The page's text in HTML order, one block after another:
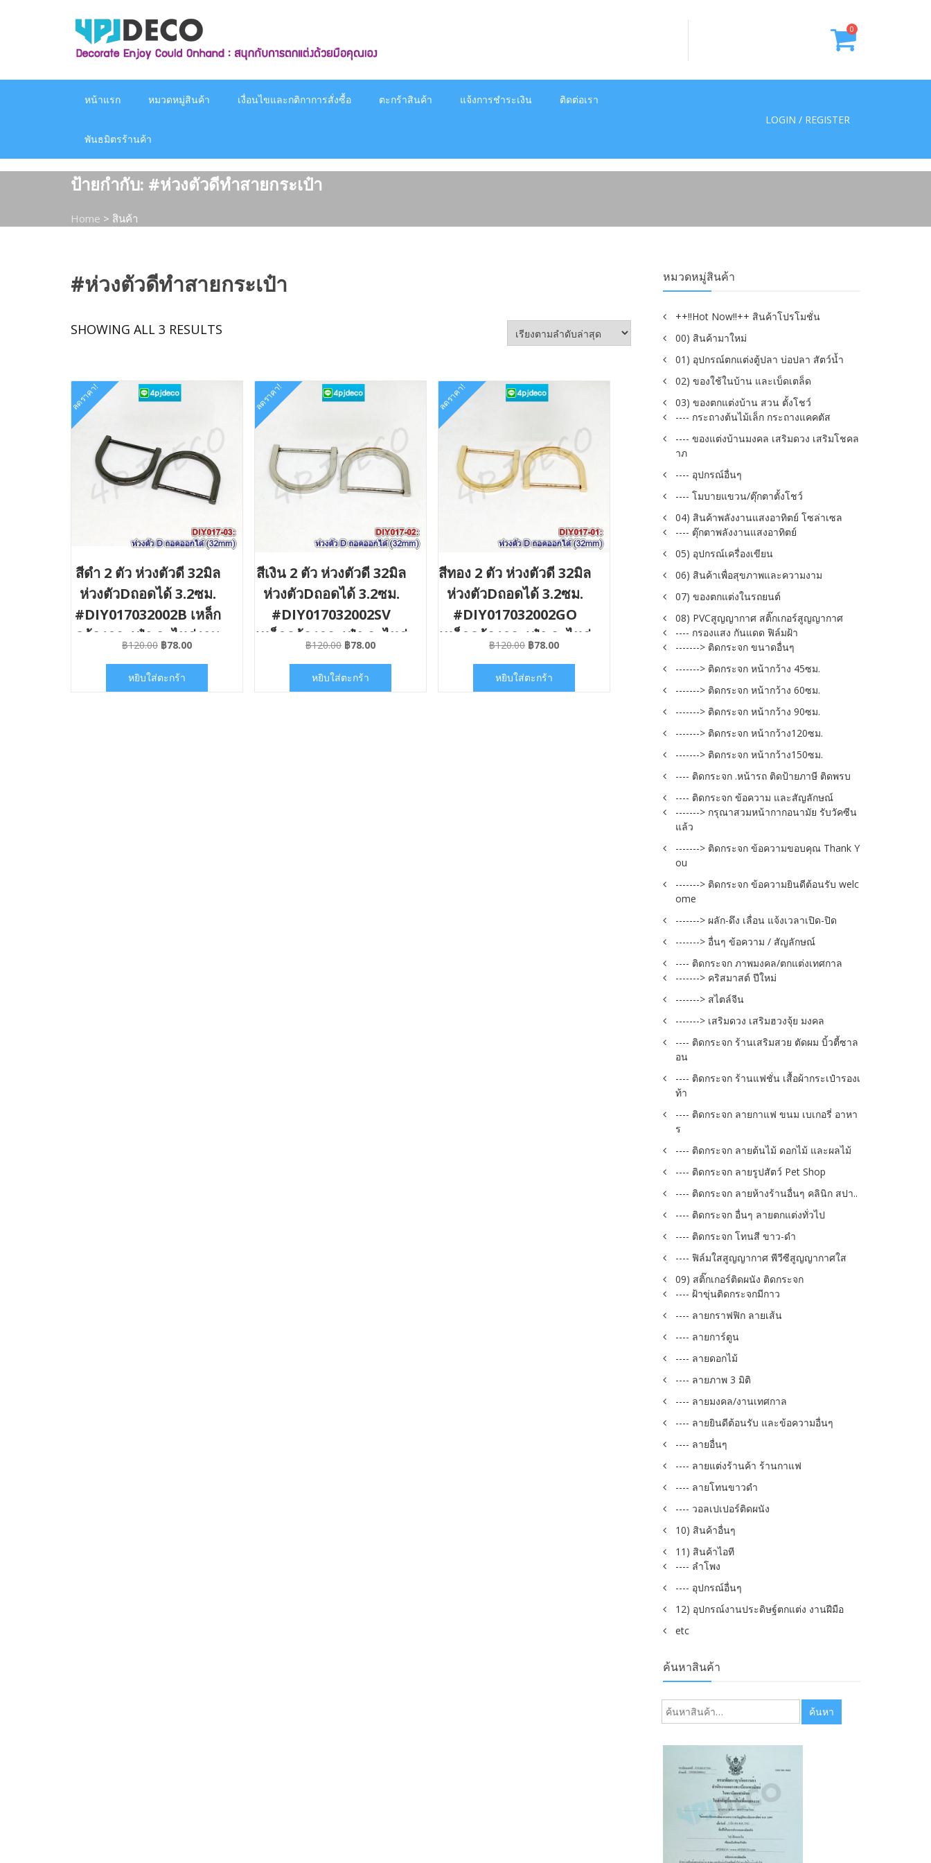
0
หน้าแรก หมวดหมู่สินค้า เงื่อนไขและกติกาการสั่งซื้อ ตะกร้าสินค้า แจ้งการชำระเงิน ติดต่อเรา
พันธมิตรร้านค้า
LOGIN / REGISTER
ป้ายกำกับ: #ห่วงตัวดีทำสายกระเป๋า
Home > สินค้า
#ห่วงตัวดีทำสายกระเป๋า
SHOWING ALL 3 RESULTS
ลดราคา!
สีดำ 2 ตัว ห่วงตัวดี 32มิล
ห่วงตัวDถอดได้ 3.2ซม.
#DIY017032002B เหล็ก
คล้องกระเป๋า อะไหล่งาน
กระเป๋า
฿120.00 Original
was:
฿78.00Current
หยิบใส่ตะกร้า
ลดราคา!
สีเงิน 2 ตัว ห่วงตัวดี 32มิล
ห่วงตัวDถอดได้ 3.2ซม.
#DIY017032002SV
เหล็กคล้องกระเป๋า อะไหล่
งานกระเป๋า
฿120.00 Original
was:
฿78.00Current
หยิบใส่ตะกร้า
ลดราคา!
สีทอง 2 ตัว ห่วงตัวดี 32มิล
ห่วงตัวDถอดได้ 3.2ซม.
#DIY017032002GO
เหล็กคล้องกระเป๋า อะไหล่
งานกระเป๋า
฿120.00 Original
was:
฿78.00Current
หยิบใส่ตะกร้า
หมวดหมู่สินค้า
++!!Hot Now!!++ สินค้าโปรโมชั่น
00) สินค้ามาใหม่
01) อุปกรณ์ตกแต่งตู้ปลา บ่อปลา สัตว์น้ำ
02) ของใช้ในบ้าน และเบ็ดเตล็ด
03) ของตกแต่งบ้าน สวน ตั้งโชว์
---- กระถางต้นไม้เล็ก กระถางแคคตัส
---- ของแต่งบ้านมงคล เสริมดวง เสริมโชคล
าภ
---- อุปกรณ์อื่นๆ
---- โมบายแขวน/ตุ๊กตาตั้งโชว์
04) สินค้าพลังงานแสงอาทิตย์ โซล่าเซล
---- ตุ๊กตาพลังงานแสงอาทิตย์
05) อุปกรณ์เครื่องเขียน
06) สินค้าเพื่อสุขภาพและความงาม
07) ของตกแต่งในรถยนต์
08) PVCสูญญากาศ สติ๊กเกอร์สูญญากาศ
---- กรองแสง กันแดด ฟิล์มฝ้า
-------> ติดกระจก ขนาดอื่นๆ
-------> ติดกระจก หน้ากว้าง 45ซม.
-------> ติดกระจก หน้ากว้าง 60ซม.
-------> ติดกระจก หน้ากว้าง 90ซม.
-------> ติดกระจก หน้ากว้าง120ซม.
-------> ติดกระจก หน้ากว้าง150ซม.
---- ติดกระจก .หน้ารถ ติดป้ายภาษี ติดพรบ
---- ติดกระจก ข้อความ และสัญลักษณ์
-------> กรุณาสวมหน้ากากอนามัย รับวัคซีน
แล้ว
-------> ติดกระจก ข้อความขอบคุณ Thank Y
ou
-------> ติดกระจก ข้อความยินดีต้อนรับ welc
ome
-------> ผลัก-ดึง เลื่อน แจ้งเวลาเปิด-ปิด
-------> อื่นๆ ข้อความ / สัญลักษณ์
---- ติดกระจก ภาพมงคล/ตกแต่งเทศกาล
-------> คริสมาสต์ ปีใหม่
-------> สไตล์จีน
-------> เสริมดวง เสริมฮวงจุ้ย มงคล
---- ติดกระจก ร้านเสริมสวย ตัดผม บิ้วตี้ซาล
อน
---- ติดกระจก ร้านแฟชั่น เสื้อผ้ากระเป๋ารองเ
ท้า
---- ติดกระจก ลายกาแฟ ขนม เบเกอรี่ อาหา
ร
---- ติดกระจก ลายต้นไม้ ดอกไม้ และผลไม้
---- ติดกระจก ลายรูปสัตว์ Pet Shop
---- ติดกระจก ลายห้างร้านอื่นๆ คลินิก สปา..
---- ติดกระจก อื่นๆ ลายตกแต่งทั่วไป
---- ติดกระจก โทนสี ขาว-ดำ
---- ฟิล์มใสสูญญากาศ พีวีซีสูญญากาศใส
09) สติ๊กเกอร์ติดผนัง ติดกระจก
---- ฝ้าขุ่นติดกระจกมีกาว
---- ลายกราฟฟิก ลายเส้น
---- ลายการ์ตูน
---- ลายดอกไม้
---- ลายภาพ 3 มิติ
---- ลายมงคล/งานเทศกาล
---- ลายยินดีต้อนรับ และข้อความอื่นๆ
---- ลายอื่นๆ
---- ลายแต่งร้านค้า ร้านกาแฟ
---- ลายโทนขาวดำ
---- วอลเปเปอร์ติดผนัง
10) สินค้าอื่นๆ
11) สินค้าไอที
---- ลำโพง
---- อุปกรณ์อื่นๆ
12) อุปกรณ์งานประดิษฐ์ตกแต่ง งานฝีมือ
etc
ค้นหาสินค้า
ค้นหา: ค้นหา